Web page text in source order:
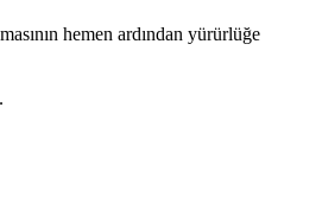
hemen ardından yürürlüğe